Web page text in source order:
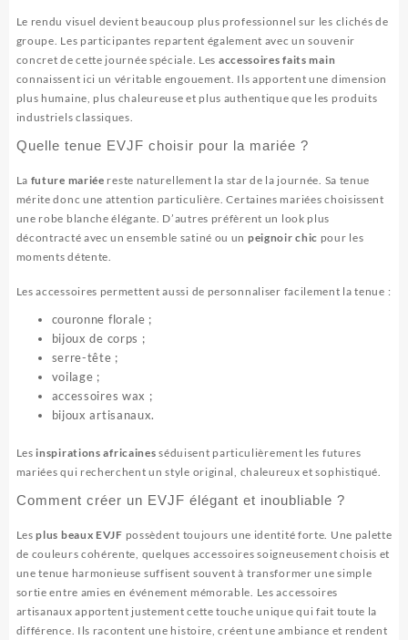
Le rendu visuel devient beaucoup plus professionnel sur les clichés de
groupe. Les participantes repartent également avec un souvenir
concret de cette journée spéciale. Les accessoires faits main
connaissent ici un véritable engouement. Ils apportent une dimension
plus humaine, plus chaleureuse et plus authentique que les produits
industriels classiques.
Quelle tenue EVJF choisir pour la mariée ?
La future mariée reste naturellement la star de la journée. Sa tenue
mérite donc une attention particulière. Certaines mariées choisissent
une robe blanche élégante. D’autres préfèrent un look plus
décontracté avec un ensemble satiné ou un peignoir chic pour les
moments détente.
Les accessoires permettent aussi de personnaliser facilement la tenue :
couronne florale ;
bijoux de corps ;
serre-tête ;
voilage ;
accessoires wax ;
bijoux artisanaux.
Lesinspirations africaines séduisent particulièrement les futures
mariées qui recherchent un style original, chaleureux et sophistiqué.
Comment créer un EVJF élégant et inoubliable ?
Lesplus beaux EVJF possèdent toujours une identité forte. Une palette
de couleurs cohérente, quelques accessoires soigneusement choisis et
une tenue harmonieuse suffisent souvent à transformer une simple
sortie entre amies en événement mémorable. Les accessoires
artisanaux apportent justement cette touche unique qui fait toute la
différence. Ils racontent une histoire, créent une ambiance et rendent